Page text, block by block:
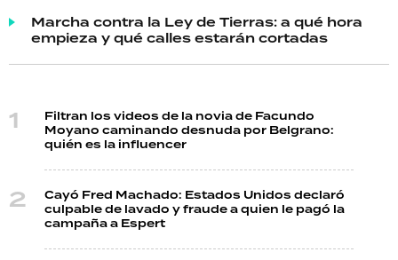
Marcha contra la Ley de Tierras: a qué hora
empieza y qué calles estarán cortadas
Filtran los videos de la novia de Facundo
Moyano caminando desnuda por Belgrano:
quién es la influencer
Cayó Fred Machado: Estados Unidos declaró
culpable de lavado y fraude a quien le pagó la
campaña a Espert